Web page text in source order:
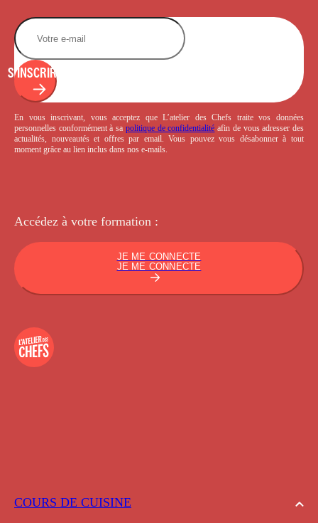
COURS DE CUISINE
S'INSCRIRE
En vous inscrivant, vous acceptez que L’atelier des Chefs traite vos données
personnelles conformément à sa politique de confidentialité afin de vous adresser des
actualités, nouveautés et offres par email. Vous pouvez vous désabonner à tout
moment grâce au lien inclus dans nos e-mails.
Accédez à votre formation :
JE ME CONNECTE
JE ME CONNECTE